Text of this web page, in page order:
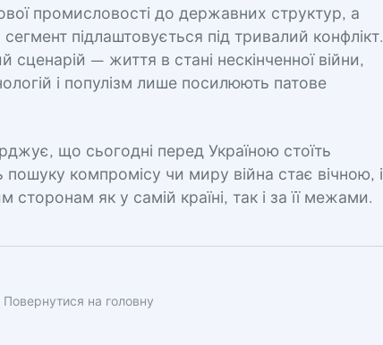
промисловості до державних структур, а
підлаштовується під тривалий конфлікт.
сценарій — життя в стані нескінченної війни,
і популізм лише посилюють патове
що сьогодні перед Україною стоїть
пошуку компромісу чи миру війна стає вічною, і
сторонам як у самій країні, так і за її межами.
Повернутися на головну